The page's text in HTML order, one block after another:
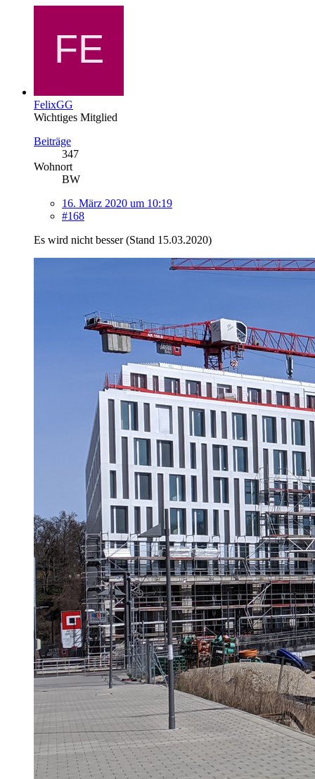
FelixGG
Wichtiges Mitglied
Beiträge
347
Wohnort
BW
16. März 2020 um 10:19
#168
Es wird nicht besser (Stand 15.03.2020)